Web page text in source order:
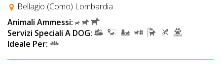
Bellagio (Como) Lombardia
Animali Ammessi:
Servizi Speciali A DOG:
Ideale Per: